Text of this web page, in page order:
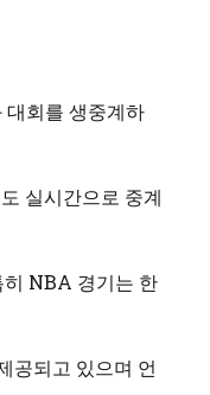
대회를 생중계하
실시간으로 중계
히 NBA 경기는 한
공되고 있으며 언